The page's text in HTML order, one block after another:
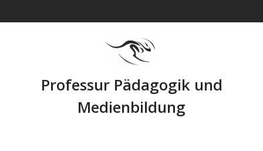
Professur Pädagogik und
Medienbildung